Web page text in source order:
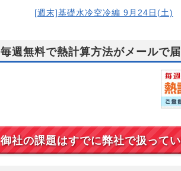
[週末]基礎水冷空冷編 9月24日(土)
毎週無料で熱計算方法がメールで
御社の課題はすでに弊社で扱って